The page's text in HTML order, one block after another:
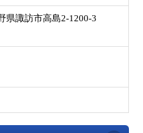
県諏訪市高島2-1200-3